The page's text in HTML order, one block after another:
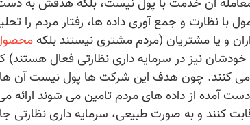
آن خدمت با پول نیست، بلکه هدفش به
با نظارت و جمع آوری داده ها، رفتار مردم را
و یا مشتریان (مردم مشتری نیستند بلکه
خودشان نیز در سرمایه داری نظارتی فعال
کنند. چون هدف این شرکت ها پول نیست آن ها
آمده از داده های مردم تامین می شوند ارائه
کنند و به صورت طبیعی، سرمایه داری نظارتی